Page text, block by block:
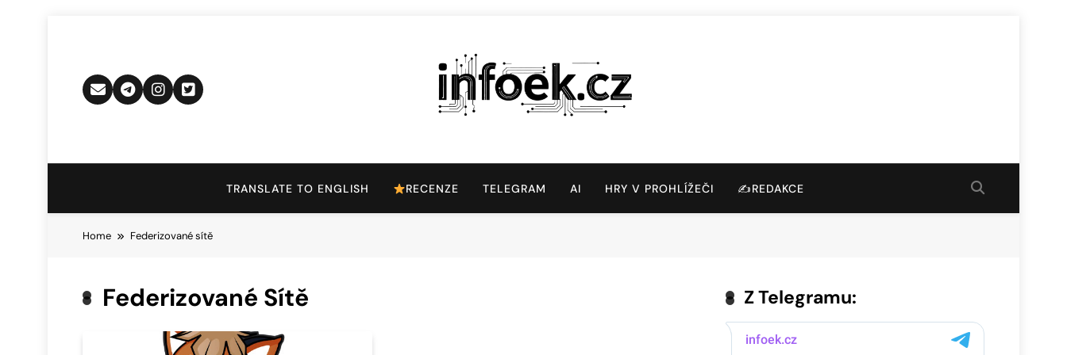
Infoek.cz
TRANSLATE TO ENGLISH RECENZE TELEGRAM AI HRY V PROHLÍŽEČI ✍️REDAKCE
Home Federizované sítě
Federizované Sítě Z Telegramu: